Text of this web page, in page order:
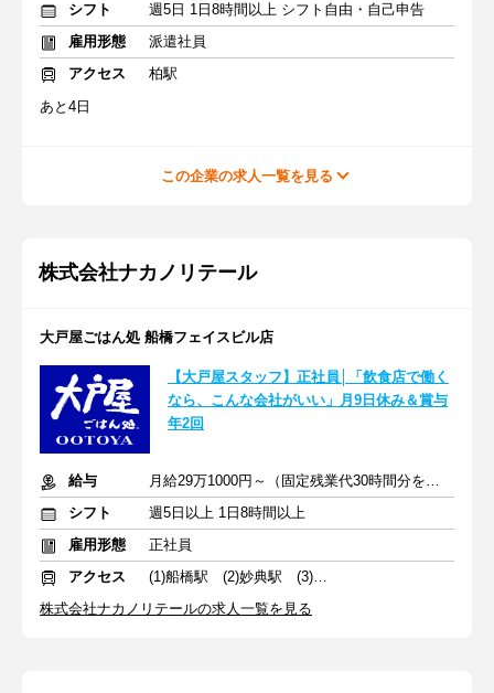
シフト
週5日 1日8時間以上 シフト自由・自己申告
雇用形態
派遣社員
アクセス
柏駅
あと4日
この企業の求人一覧を見る
株式会社ナカノリテール
大戸屋ごはん処 船橋フェイスビル店
【大戸屋スタッフ】正社員│「飲食店で働く
なら、こんな会社がいい」月9日休み＆賞与
年2回
給与
月給29万1000円～（固定残業代30時間分を含む）
シフト
週5日以上 1日8時間以上
雇用形態
正社員
アクセス
(1)船橋駅 (2)妙典駅 (3)稲毛海岸駅
株式会社ナカノリテールの求人一覧を見る